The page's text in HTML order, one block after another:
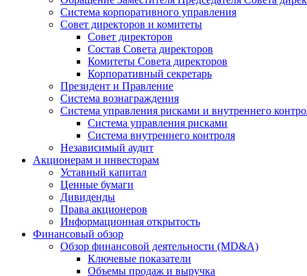
Система корпоративного управления
Совет директоров и комитеты
Совет директоров
Состав Совета директоров
Комитеты Совета директоров
Корпоративный секретарь
Президент и Правление
Система вознаграждения
Система управления рисками и внутреннего
Система управления рисками
Система внутреннего контроля
Независимый аудит
Акционерам и инвесторам
Уставный капитал
Ценные бумаги
Дивиденды
Права акционеров
Информационная открытость
Финансовый обзор
Обзор финансовой деятельности (MD&A)
Ключевые показатели
Объемы продаж и выручка